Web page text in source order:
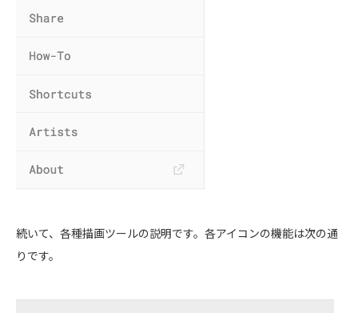
続いて、各種描画ツールの説明です。各アイコンの機能は次の通
りです。